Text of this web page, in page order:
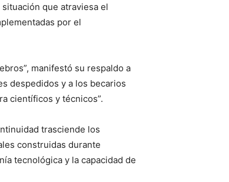
que atraviesa el
por el
manifestó su respaldo a
despedidos y a los becarios
científicos y técnicos”.
trasciende los
construidas durante
tecnológica y la capacidad de